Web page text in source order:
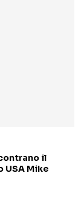
il
Mike